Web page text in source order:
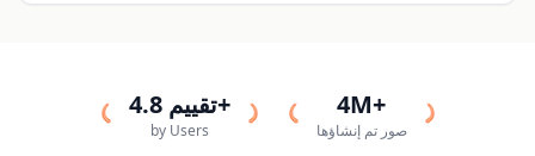
تقييم 4.8+
by Users
4M+
صور تم إنشاؤها